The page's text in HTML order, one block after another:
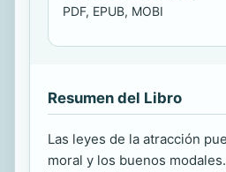
PDF, EPUB, MOBI
Resumen del Libro
Las leyes de la atracción
moral y los buenos